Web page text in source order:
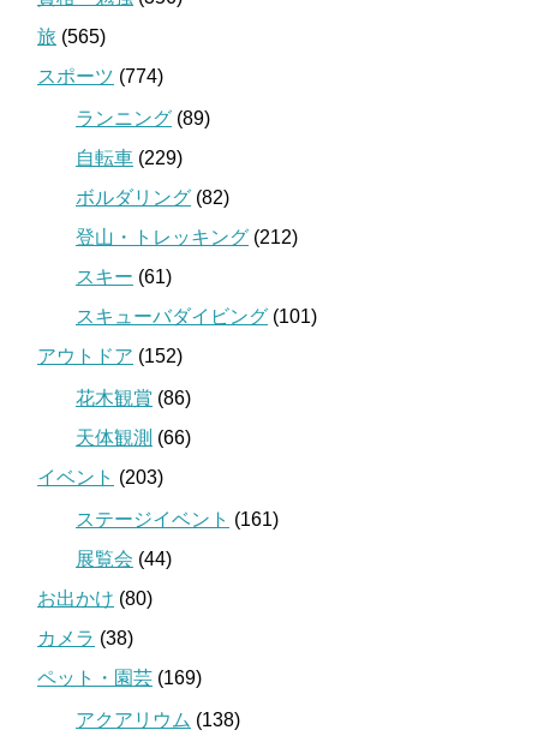
旅 (565)
スポーツ (774)
ランニング (89)
自転車 (229)
ボルダリング (82)
登山・トレッキング (212)
スキー (61)
スキューバダイビング (101)
アウトドア (152)
花木観賞 (86)
天体観測 (66)
イベント (203)
ステージイベント (161)
展覧会 (44)
お出かけ (80)
カメラ (38)
ペット・園芸 (169)
アクアリウム (138)